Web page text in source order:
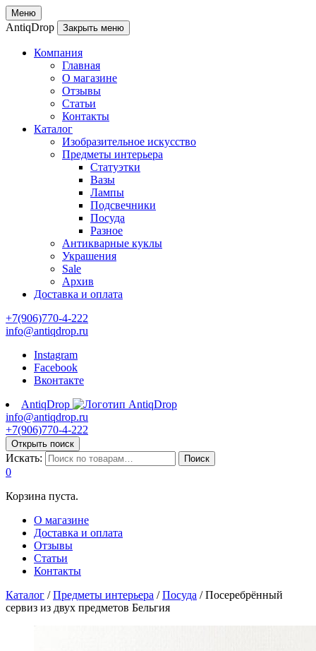
Меню
AntiqDrop Закрыть меню
Компания
Главная
О магазине
Отзывы
Статьи
Контакты
Каталог
Изобразительное искусство
Предметы интерьера
Статуэтки
Вазы
Лампы
Подсвечники
Посуда
Разное
Антикварные куклы
Украшения
Sale
Архив
Доставка и оплата
+7(906)770-4-222
info@antiqdrop.ru
Instagram
Facebook
Вконтакте
AntiqDrop
info@antiqdrop.ru
+7(906)770-4-222
Открыть поиск
Искать: Поиск
0
Корзина пуста.
О магазине
Доставка и оплата
Отзывы
Статьи
Контакты
Каталог /Предметы интерьера /Посуда /Посеребрённый
сервиз из двух предметов Бельгия